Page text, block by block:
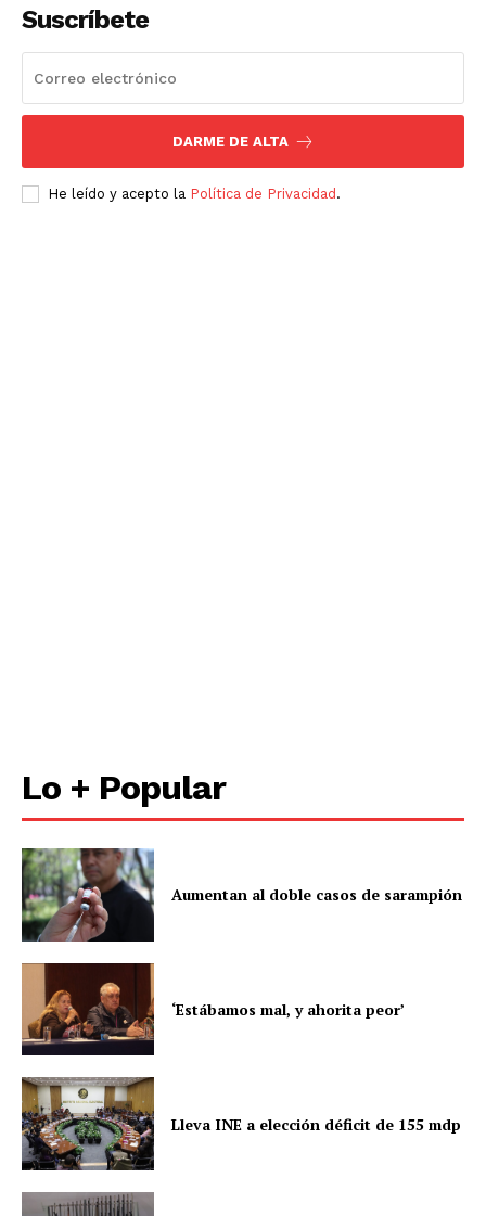
Suscríbete
DARME DE ALTA
He leído y acepto la Política de Privacidad .
Lo + Popular
Aumentan al doble casos de sarampión
‘Estábamos mal, y ahorita peor’
Lleva INE a elección déficit de 155 mdp